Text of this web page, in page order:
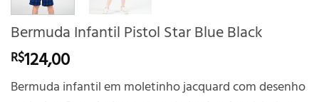
Bermuda Infantil Pistol Star Blue Black
R$124,00
Bermuda infantil em moletinho jacquard com desenho